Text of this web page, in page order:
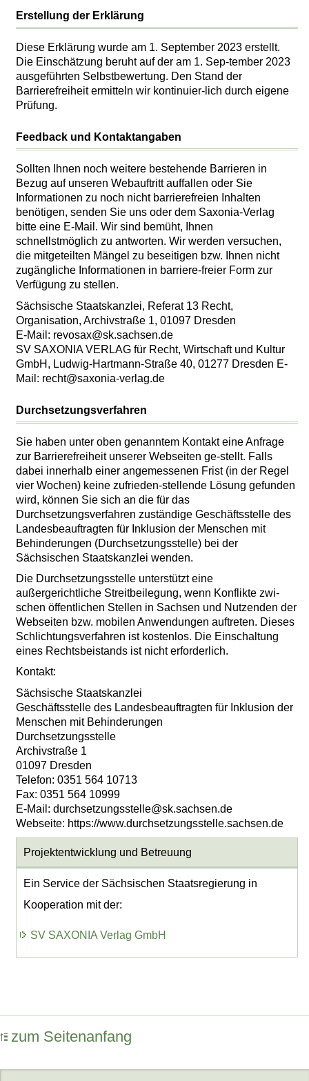
Erstellung der Erklärung
Diese Erklärung wurde am 1. September 2023 erstellt.
Die Einschätzung beruht auf der am 1. Sep-tember 2023
ausgeführten Selbstbewertung. Den Stand der
Barrierefreiheit ermitteln wir kontinuier-lich durch eigene
Prüfung.
Feedback und Kontaktangaben
Sollten Ihnen noch weitere bestehende Barrieren in
Bezug auf unseren Webauftritt auffallen oder Sie
Informationen zu noch nicht barrierefreien Inhalten
benötigen, senden Sie uns oder dem Saxonia-Verlag
bitte eine E-Mail. Wir sind bemüht, Ihnen
schnellstmöglich zu antworten. Wir werden versuchen,
die mitgeteilten Mängel zu beseitigen bzw. Ihnen nicht
zugängliche Informationen in barriere-freier Form zur
Verfügung zu stellen.
Sächsische Staatskanzlei, Referat 13 Recht,
Organisation, Archivstraße 1, 01097 Dresden
E-Mail: revosax@sk.sachsen.de
SV SAXONIA VERLAG für Recht, Wirtschaft und Kultur
GmbH, Ludwig-Hartmann-Straße 40, 01277 Dresden E-
Mail: recht@saxonia-verlag.de
Durchsetzungsverfahren
Sie haben unter oben genanntem Kontakt eine Anfrage
zur Barrierefreiheit unserer Webseiten ge-stellt. Falls
dabei innerhalb einer angemessenen Frist (in der Regel
vier Wochen) keine zufrieden-stellende Lösung gefunden
wird, können Sie sich an die für das
Durchsetzungsverfahren zuständige Geschäftsstelle des
Landesbeauftragten für Inklusion der Menschen mit
Behinderungen (Durchsetzungsstelle) bei der
Sächsischen Staatskanzlei wenden.
Die Durchsetzungsstelle unterstützt eine
außergerichtliche Streitbeilegung, wenn Konflikte zwi-
schen öffentlichen Stellen in Sachsen und Nutzenden der
Webseiten bzw. mobilen Anwendungen auftreten. Dieses
Schlichtungsverfahren ist kostenlos. Die Einschaltung
eines Rechtsbeistands ist nicht erforderlich.
Kontakt:
Sächsische Staatskanzlei
Geschäftsstelle des Landesbeauftragten für Inklusion der
Menschen mit Behinderungen
Durchsetzungsstelle
Archivstraße 1
01097 Dresden
Telefon: 0351 564 10713
Fax: 0351 564 10999
E-Mail: durchsetzungsstelle@sk.sachsen.de
Webseite: https://www.durchsetzungsstelle.sachsen.de
Projektentwicklung und Betreuung
Ein Service der Sächsischen Staatsregierung in
Kooperation mit der:
SV SAXONIA Verlag GmbH
zum Seitenanfang